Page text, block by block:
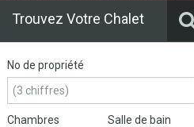
Trouvez Votre Chalet
No de propriété
Chambres
Salle de bain